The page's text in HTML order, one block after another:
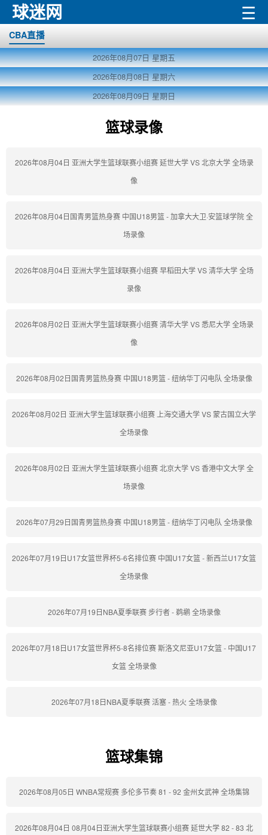
球迷网 ☰
CBA直播
2026年08月07日 星期五
2026年08月08日 星期六
2026年08月09日 星期日
篮球录像
2026年08月04日 亚洲大学生篮球联赛小组赛 延世大学 VS 北京大学 全场录
像
2026年08月04日国青男篮热身赛 中国U18男篮 - 加拿大大卫·安篮球学院 全
场录像
2026年08月04日 亚洲大学生篮球联赛小组赛 早稻田大学 VS 清华大学 全场
录像
2026年08月02日 亚洲大学生篮球联赛小组赛 清华大学 VS 悉尼大学 全场录
像
2026年08月02日国青男篮热身赛 中国U18男篮 - 纽纳华丁闪电队 全场录像
2026年08月02日 亚洲大学生篮球联赛小组赛 上海交通大学 VS 蒙古国立大学
全场录像
2026年08月02日 亚洲大学生篮球联赛小组赛 北京大学 VS 香港中文大学 全
场录像
2026年07月29日国青男篮热身赛 中国U18男篮 - 纽纳华丁闪电队 全场录像
2026年07月19日U17女篮世界杯5-6名排位赛 中国U17女篮 - 新西兰U17女篮
全场录像
2026年07月19日NBA夏季联赛 步行者 - 鹈鹕 全场录像
2026年07月18日U17女篮世界杯5-8名排位赛 斯洛文尼亚U17女篮 - 中国U17
女篮 全场录像
2026年07月18日NBA夏季联赛 活塞 - 热火 全场录像
篮球集锦
2026年08月05日 WNBA常规赛 多伦多节奏 81 - 92 金州女武神 全场集锦
2026年08月04日 08月04日亚洲大学生篮球联赛小组赛 延世大学 82 - 83 北